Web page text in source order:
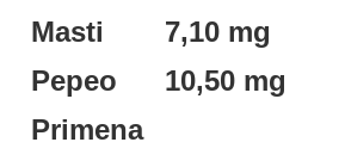
Masti
7,10 mg
Pepeo
10,50 mg
Primena